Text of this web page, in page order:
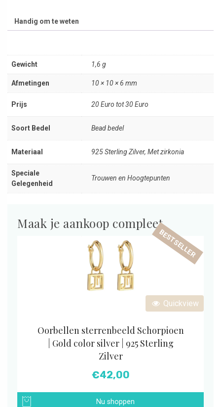
Handig om te weten
Gewicht 1,6 g
Afmetingen 10 × 10 × 6 mm
Prijs 20 Euro tot 30 Euro
Soort Bedel Bead bedel
Materiaal 925 Sterling Zilver, Met zirkonia
Speciale
Gelegenheid
Trouwen en Hoogtepunten
Maak je aankoop compleet
Quickview
BESTSELLER
Oorbellen sterrenbeeld Schorpioen
| Gold color silver | 925 Sterling
Zilver
€42,00
Nu shoppen